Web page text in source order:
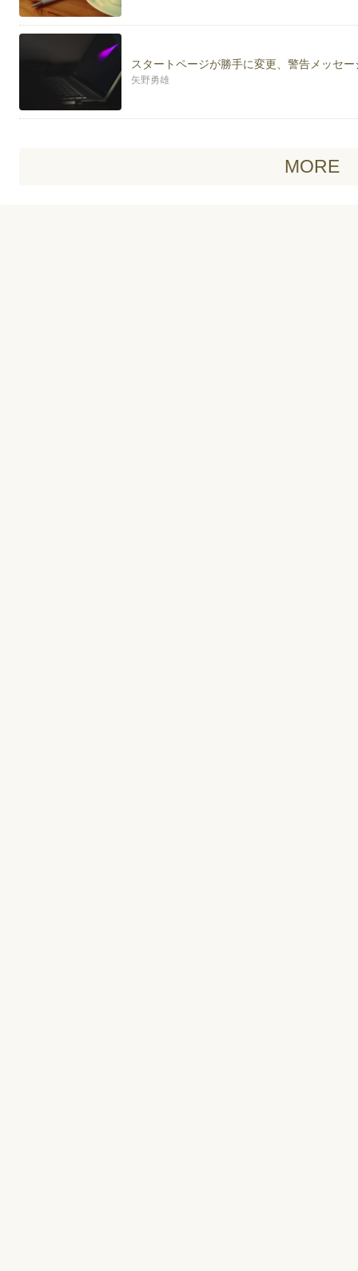
スタートページが勝手に変更、警告メッセ
矢野勇雄
MORE